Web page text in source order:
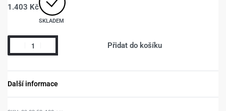
1.403 Kč
SKLADEM
Přidat do košíku
Další informace